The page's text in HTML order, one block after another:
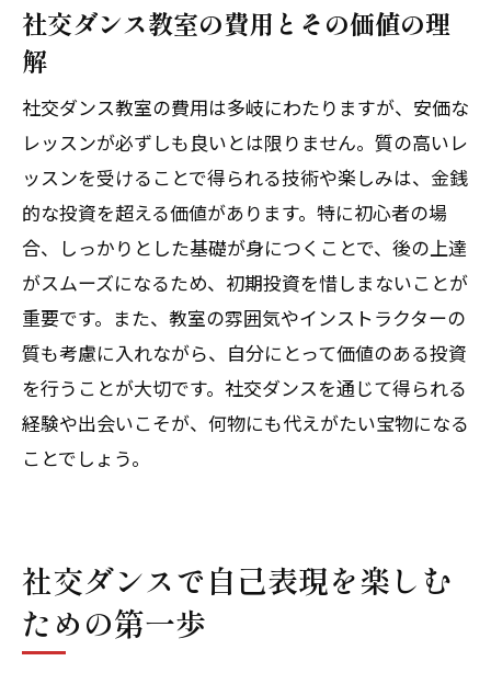
社交ダンスを通じて得る新しい視点
社交ダンスで広げる世界とコミュニティ
社交ダンスを始めることで開かれる新し
い機会
社交ダンス教室で見つける新たな自分と仲間
たち
社交ダンス教室で自分を発見するプロセ
ス
社交ダンスを通じて築くコミュニティの
価値
仲間と共に成長する社交ダンスの喜び
会
社交ダンスがもたらす新しい人間関係
社交ダンス教室の費用とその価値の理
解
社交ダンス教室の費用は多岐にわたりますが、安価な
レッスンが必ずしも良いとは限りません。質の高いレ
ッスンを受けることで得られる技術や楽しみは、金銭
的な投資を超える価値があります。特に初心者の場
合、しっかりとした基礎が身につくことで、後の上達
がスムーズになるため、初期投資を惜しまないことが
重要です。また、教室の雰囲気やインストラクターの
質も考慮に入れながら、自分にとって価値のある投資
を行うことが大切です。社交ダンスを通じて得られる
経験や出会いこそが、何物にも代えがたい宝物になる
ことでしょう。
社交ダンスで自己表現を楽しむ
ための第一歩